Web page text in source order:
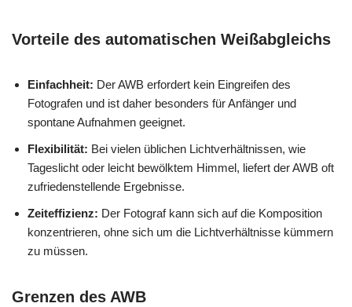
Vorteile des automatischen Weißabgleichs
Einfachheit: Der AWB erfordert kein Eingreifen des
Fotografen und ist daher besonders für Anfänger und
spontane Aufnahmen geeignet.
Flexibilität: Bei vielen üblichen Lichtverhältnissen, wie
Tageslicht oder leicht bewölktem Himmel, liefert der AWB oft
zufriedenstellende Ergebnisse.
Zeiteffizienz: Der Fotograf kann sich auf die Komposition
konzentrieren, ohne sich um die Lichtverhältnisse kümmern
zu müssen.
Grenzen des AWB